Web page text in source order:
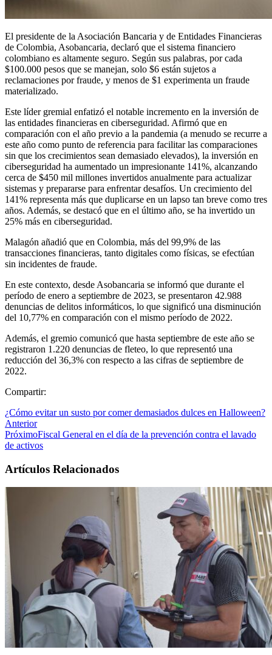
El presidente de la Asociación Bancaria y de Entidades Financieras
de Colombia, Asobancaria, declaró que el sistema financiero
colombiano es altamente seguro. Según sus palabras, por cada
$100.000 pesos que se manejan, solo $6 están sujetos a
reclamaciones por fraude, y menos de $1 experimenta un fraude
materializado.
Este líder gremial enfatizó el notable incremento en la inversión de
las entidades financieras en ciberseguridad. Afirmó que en
comparación con el año previo a la pandemia (a menudo se recurre a
este año como punto de referencia para facilitar las comparaciones
sin que los crecimientos sean demasiado elevados), la inversión en
ciberseguridad ha aumentado un impresionante 141%, alcanzando
cerca de $450 mil millones invertidos anualmente para actualizar
sistemas y prepararse para enfrentar desafíos. Un crecimiento del
141% representa más que duplicarse en un lapso tan breve como tres
años. Además, se destacó que en el último año, se ha invertido un
25% más en ciberseguridad.
Malagón añadió que en Colombia, más del 99,9% de las
transacciones financieras, tanto digitales como físicas, se efectúan
sin incidentes de fraude.
En este contexto, desde Asobancaria se informó que durante el
período de enero a septiembre de 2023, se presentaron 42.988
denuncias de delitos informáticos, lo que significó una disminución
del 10,77% en comparación con el mismo período de 2022.
Además, el gremio comunicó que hasta septiembre de este año se
registraron 1.220 denuncias de fleteo, lo que representó una
reducción del 36,3% con respecto a las cifras de septiembre de
2022.
Compartir:
¿Cómo evitar un susto por comer demasiados dulces en Halloween?
Anterior
PróximoFiscal General en el día de la prevención contra el lavado
de activos
Artículos Relacionados